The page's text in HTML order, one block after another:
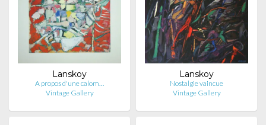
Lanskoy
A propos d'une calom…
Vintage Gallery
Lanskoy
Nostalgie vaincue
Vintage Gallery